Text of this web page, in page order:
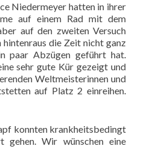
Niedermeyer hatten in ihrer
auf einem Rad mit dem
auf den zweiten Versuch
hintenraus die Zeit nicht ganz
paar Abzügen geführt hat.
sehr gute Kür gezeigt und
Weltmeisterinnen und
auf Platz 2 einreihen.
konnten krankheitsbedingt
Wir wünschen eine